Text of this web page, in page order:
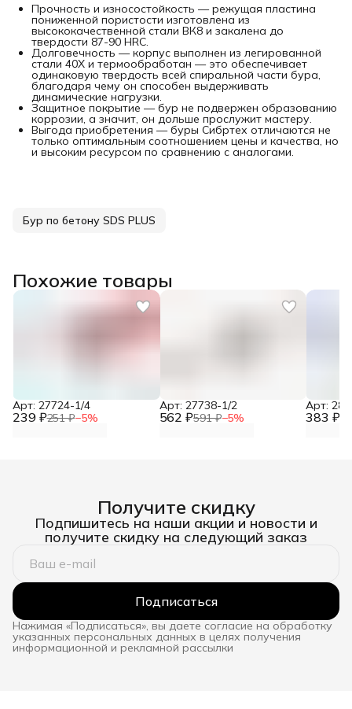
Прочность и износостойкость — режущая пластина
пониженной пористости изготовлена из
высококачественной стали ВК8 и закалена до
твердости 87-90 HRC.
Долговечность — корпус выполнен из легированной
стали 40Х и термообработан — это обеспечивает
одинаковую твердость всей спиральной части бура,
благодаря чему он способен выдерживать
динамические нагрузки.
Защитное покрытие — бур не подвержен образованию
коррозии, а значит, он дольше прослужит мастеру.
Выгода приобретения — буры Сибртех отличаются не
только оптимальным соотношением цены и качества, но
и высоким ресурсом по сравнению с аналогами.
Бур по бетону SDS PLUS
Похожие товары
239 ₽251 ₽−5%
Арт: 27724-1/4
562 ₽591 ₽−5%
Арт: 27738-1/2
383 ₽
Арт:
Получите скидку
Подпишитесь на наши акции и новости и
получите скидку на следующий заказ
Подписаться
Нажимая «Подписаться», вы даете согласие на обработку
указанных персональных данных в целях получения
информационной и рекламной рассылки